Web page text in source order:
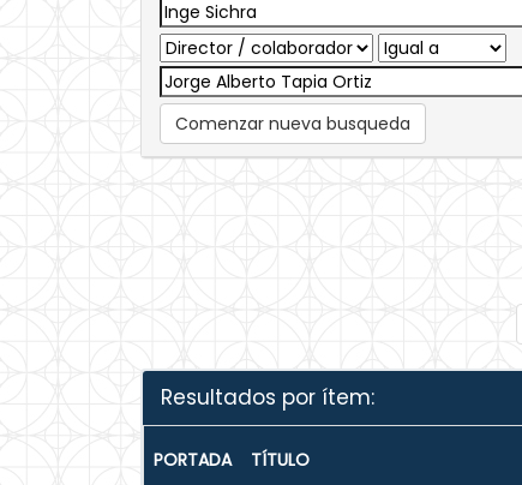
Comenzar nueva busqueda
Resultados por ítem:
PORTADA TÍTULO